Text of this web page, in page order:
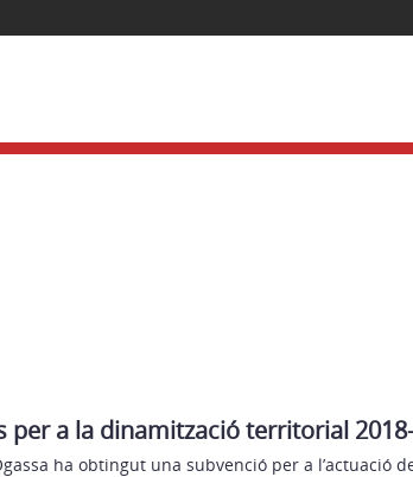
per a la dinamització territorial
ha obtingut una subvenció per a l’actuació